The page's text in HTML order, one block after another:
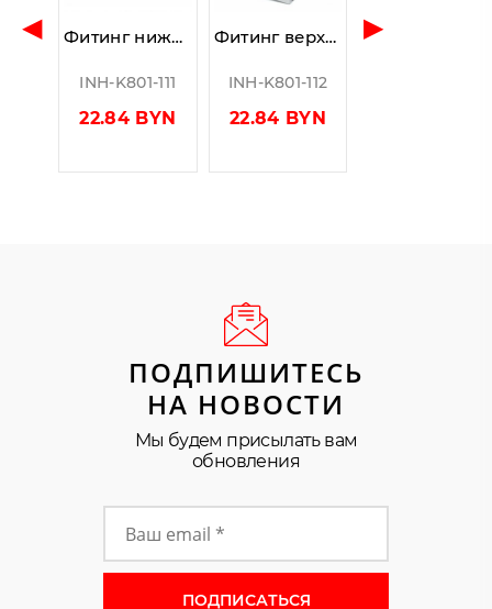
◀ Фитинг нижний (110 PSS), стекло 10-12 мм, нерж. сталь полированная
INH-K801-111
22.84 BYN
Фитинг верхний (120 PSS), стекло 10-12 мм, нерж. сталь полированная
INH-K801-112
22.84 BYN
▶
ПОДПИШИТЕСЬ
НА НОВОСТИ
Мы будем присылать вам
обновления